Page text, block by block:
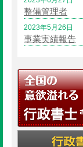
整備管理者
2023年5月26日
事業実績報告